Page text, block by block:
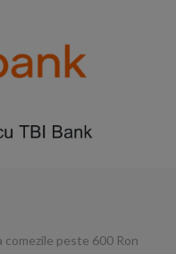
peste 600 Ron